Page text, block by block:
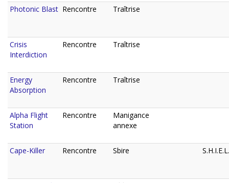
Photonic Blast Rencontre Traîtrise
Crisis
Interdiction
Rencontre Traîtrise
Energy
Absorption
Rencontre Traîtrise
Alpha Flight
Station
Rencontre
Manigance
annexe
Cape-Killer Rencontre Sbire